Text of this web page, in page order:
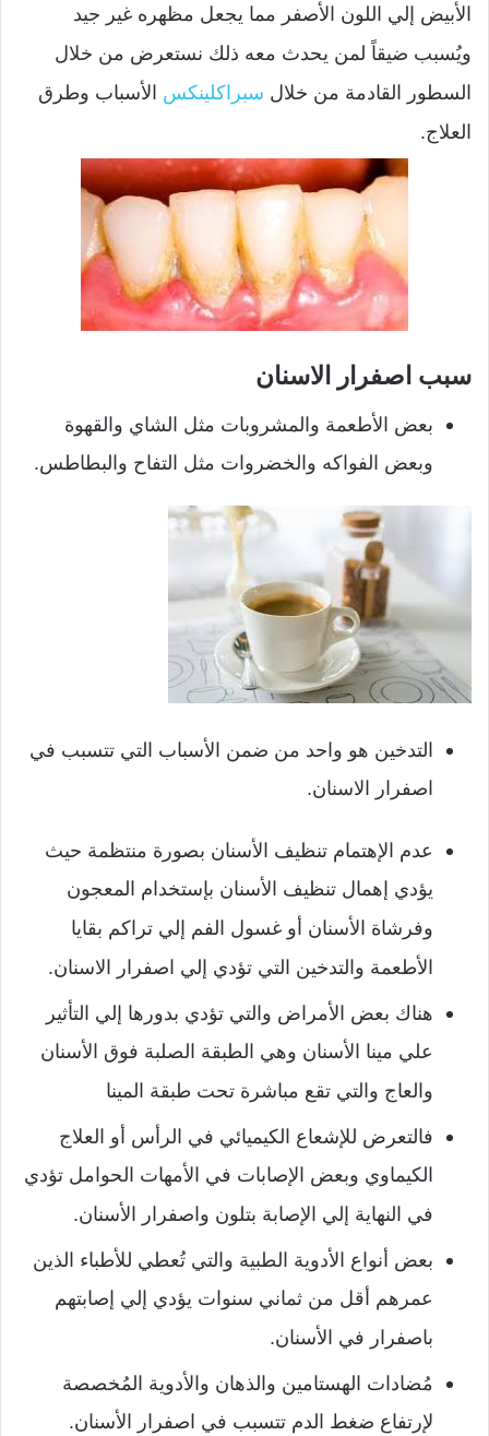
الأبيض إلي اللون الأصفر مما يجعل مظهره غير جيد
ويُسبب ضيقاً لمن يحدث معه ذلك نستعرض من خلال
السطور القادمة من خلال سبراكلينكس الأسباب وطرق
العلاج.
سبب اصفرار الاسنان
بعض الأطعمة والمشروبات مثل الشاي والقهوة
وبعض الفواكه والخضروات مثل التفاح والبطاطس.
التدخين هو واحد من ضمن الأسباب التي تتسبب في
اصفرار الاسنان.
عدم الإهتمام تنظيف الأسنان بصورة منتظمة حيث
يؤدي إهمال تنظيف الأسنان بإستخدام المعجون
وفرشاة الأسنان أو غسول الفم إلي تراكم بقايا
الأطعمة والتدخين التي تؤدي إلي اصفرار الاسنان.
هناك بعض الأمراض والتي تؤدي بدورها إلي التأثير
علي مينا الأسنان وهي الطبقة الصلبة فوق الأسنان
والعاج والتي تقع مباشرة تحت طبقة المينا
فالتعرض للإشعاع الكيميائي في الرأس أو العلاج
الكيماوي وبعض الإصابات في الأمهات الحوامل تؤدي
في النهاية إلي الإصابة بتلون واصفرار الأسنان.
بعض أنواع الأدوية الطبية والتي تُعطي للأطباء الذين
عمرهم أقل من ثماني سنوات يؤدي إلي إصابتهم
باصفرار في الأسنان.
مُضادات الهستامين والذهان والأدوية المُخصصة
لإرتفاع ضغط الدم تتسبب في اصفرار الأسنان.